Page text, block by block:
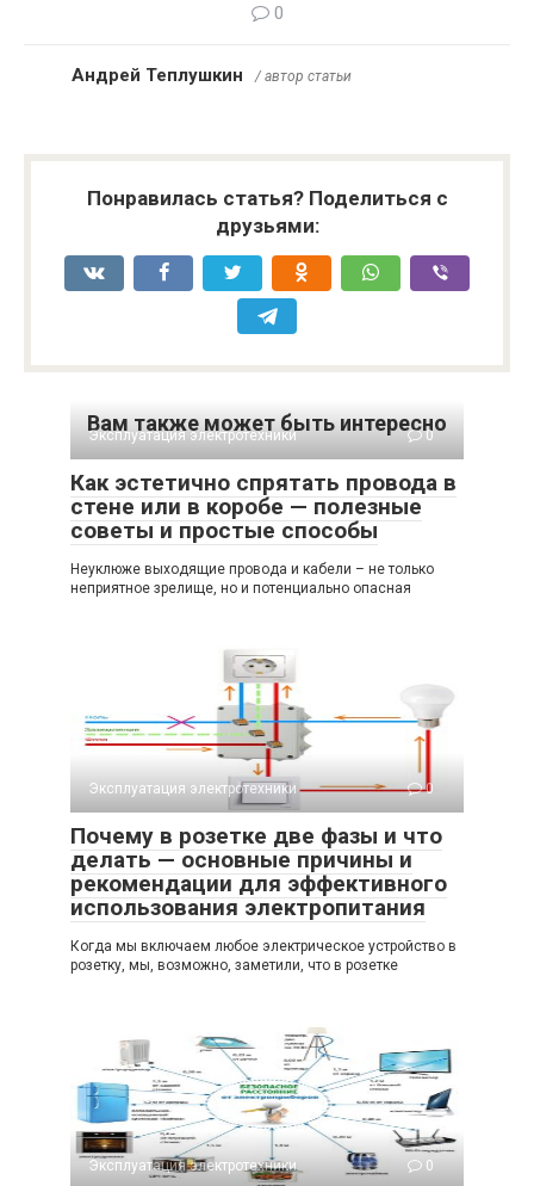
0
Андрей Теплушкин / автор статьи
Понравилась статья? Поделиться с
друзьями:
Вам также может быть интересно
Эксплуатация электротехники 0
Как эстетично спрятать провода в
стене или в коробе — полезные
советы и простые способы
Неуклюже выходящие провода и кабели – не только
неприятное зрелище, но и потенциально опасная
Эксплуатация электротехники 0
Почему в розетке две фазы и что
делать — основные причины и
рекомендации для эффективного
использования электропитания
Когда мы включаем любое электрическое устройство в
розетку, мы, возможно, заметили, что в розетке
Эксплуатация электротехники 0